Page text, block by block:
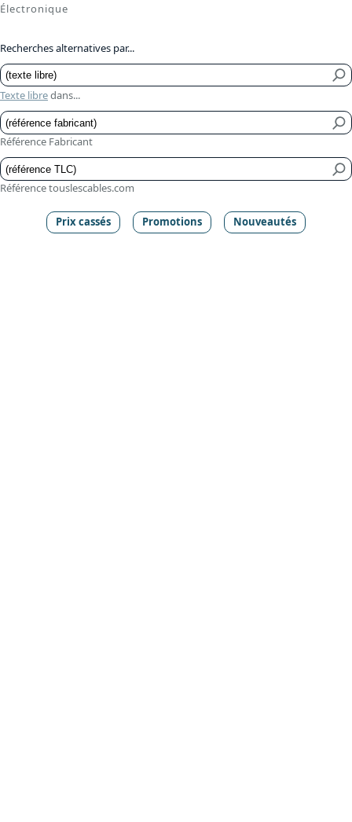
Électronique
Recherches alternatives par...
Texte libredans...
Référence Fabricant
Référence touslescables.com
Prix cassés Promotions Nouveautés